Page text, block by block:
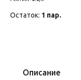
Остаток: 1 пар.
Описание